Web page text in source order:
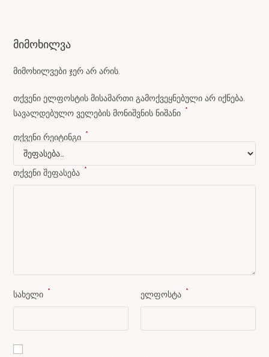
მიმოხილვა
მიმოხილვები ჯერ არ არის.
თქვენი ელფოსტის მისამართი გამოქვეყნებული არ იქნება.
სავალდებულო ველების მონიშვნის ნიშანი *
თქვენი რეიტინგი *
თქვენი შეფასება *
სახელი * ელფოსტა *